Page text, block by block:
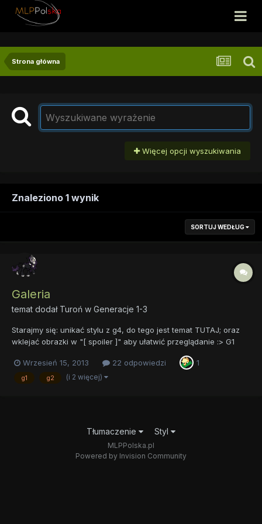
Strona główna
Więcej opcji wyszukiwania
Znaleziono 1 wynik
SORTUJ WEDŁUG
Galeria
temat dodał Turoń w Generacje 1-3
Starajmy się: unikać stylu z g4, do tego jest temat TUTAJ; oraz
wklejać obrazki w "[ spoiler ]" aby ułatwić przeglądanie :> G1
Wrzesień 15, 2013
22 odpowiedzi 1
g1 g2 (i 2 więcej)
Tłumaczenie Styl
MLPPolska.pl
Powered by Invision Community